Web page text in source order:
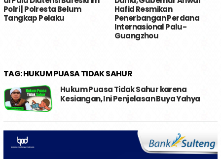
Polri | Polresta Belum
Tangkap Pelaku
Hafid Resmikan
Penerbangan Perdana
Internasional Palu-
Guangzhou
TAG:HUKUM PUASA TIDAK SAHUR
Hukum Puasa Tidak Sahur karena
Kesiangan, Ini Penjelasan Buya Yahya